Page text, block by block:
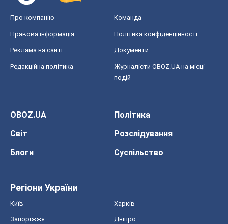
Про компанію Команда
Правова інформація Політика конфіденційності
Реклама на сайті Документи
Редакційна політика
Журналісти OBOZ.UA на місці
подій
OBOZ.UA
Політика
Світ
Розслідування
Блоги
Суспільство
Регіони України
Київ Харків
Запоріжжя Дніпро